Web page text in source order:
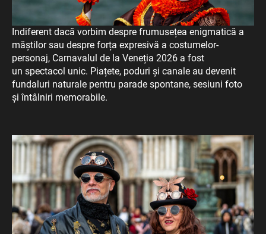
Indiferent dacă vorbim despre frumusețea enigmatică a
măștilor sau despre forța expresivă a costumelor-
personaj, Carnavalul de la Veneția 2026 a fost
un spectacol unic. Piațete, poduri și canale au devenit
fundaluri naturale pentru parade spontane, sesiuni foto
și întâlniri memorabile.